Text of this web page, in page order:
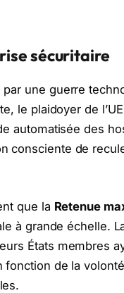
sécuritaire
une guerre
le plaidoyer de
automatisée des
consciente de
que la Retenue
à grande échelle.
États membres
de la